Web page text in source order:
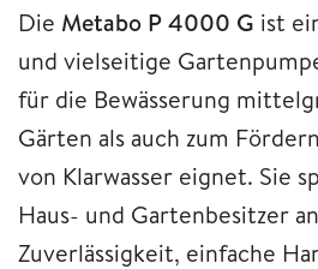
Die Metabo P 4000 G ist
und vielseitige
für die Bewässerung
Gärten als auch zum
von Klarwasser eignet. Sie
Haus- und Gartenbesitzer
Zuverlässigkeit, einfache